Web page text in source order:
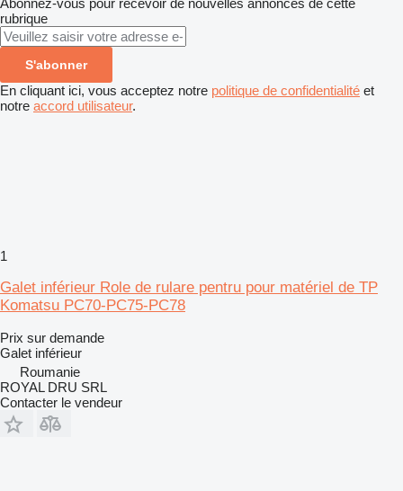
Abonnez-vous pour recevoir de nouvelles annonces de cette
rubrique
S'abonner
En cliquant ici, vous acceptez notre politique de confidentialité et
notre accord utilisateur.
1
Galet inférieur Role de rulare pentru pour matériel de TP
Komatsu PC70-PC75-PC78
Prix sur demande
Galet inférieur
Roumanie
ROYAL DRU SRL
Contacter le vendeur